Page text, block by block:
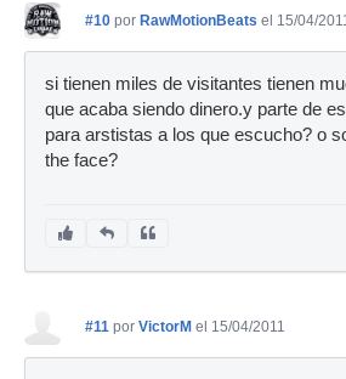
#10 por RawMotionBeats el 15/04/
si tienen miles de visitantes tienen
que acaba siendo dinero.y parte de
para arstistas a los que escucho? o
the face?
#11 por VictorM el 15/04/2011